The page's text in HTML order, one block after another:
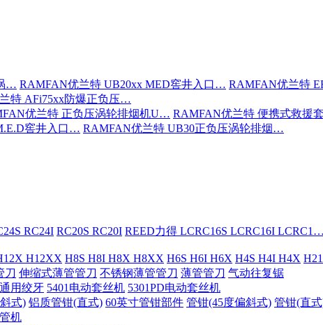
… RAMFAN优兰特 UB20xx MED窖井入口… RAMFAN优兰特
特 AFi75xx防爆正负压…
优兰特 正负压涡轮排烟机U… RAMFAN优兰特 便携式救援
窖井入口… RAMFAN优兰特 UB30正负压涡轮排烟…
RC24I RC20S RC20I REED力得 LCRC16S LCRC16I LCRC1…
H12XX H8S H8I H8X H8XX H6S H6I H6X H4S H4I H4X
刀 伸缩式薄管管刀 不锈钢薄管管刀 薄管管刀 气动往复锯
通用绞牙 5401电动套丝机 5301PD电动套丝机
式) 铝质管钳(直式) 60英寸管钳部件 管钳(45度偏斜式) 管钳(直
机